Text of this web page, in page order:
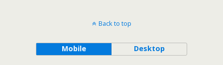
Back to top
Mobile Desktop